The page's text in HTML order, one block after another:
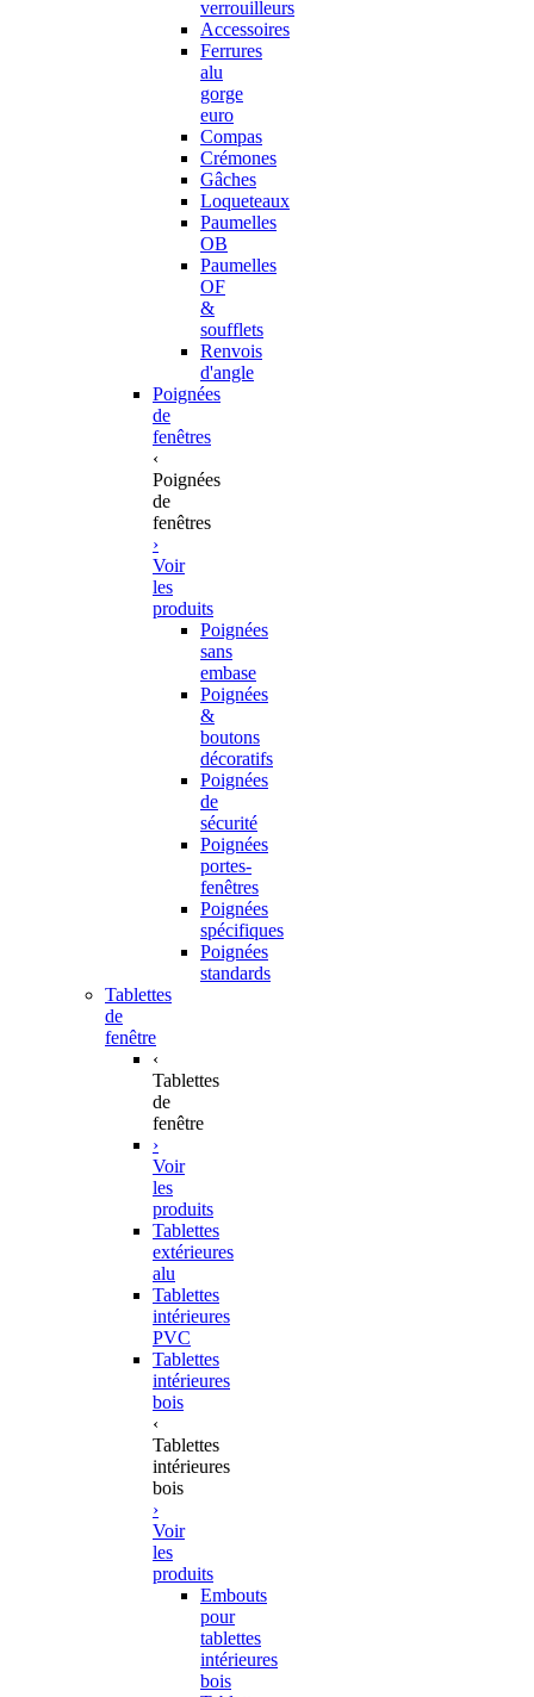
verrouilleurs
Accessoires
Ferrures
alu
gorge
euro
Compas
Crémones
Gâches
Loqueteaux
Paumelles
OB
Paumelles
OF
&
soufflets
Renvois
d'angle
Poignées
de
fenêtres
‹
Poignées
de
fenêtres
›
Voir
les
produits
Poignées
sans
embase
Poignées
&
boutons
décoratifs
Poignées
de
sécurité
Poignées
portes-
fenêtres
Poignées
spécifiques
Poignées
standards
Tablettes
de
fenêtre
‹
Tablettes
de
fenêtre
›
Voir
les
produits
Tablettes
extérieures
alu
Tablettes
intérieures
PVC
Tablettes
intérieures
bois
‹
Tablettes
intérieures
bois
›
Voir
les
produits
Embouts
pour
tablettes
intérieures
bois